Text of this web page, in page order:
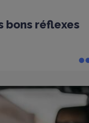
bons réflexes